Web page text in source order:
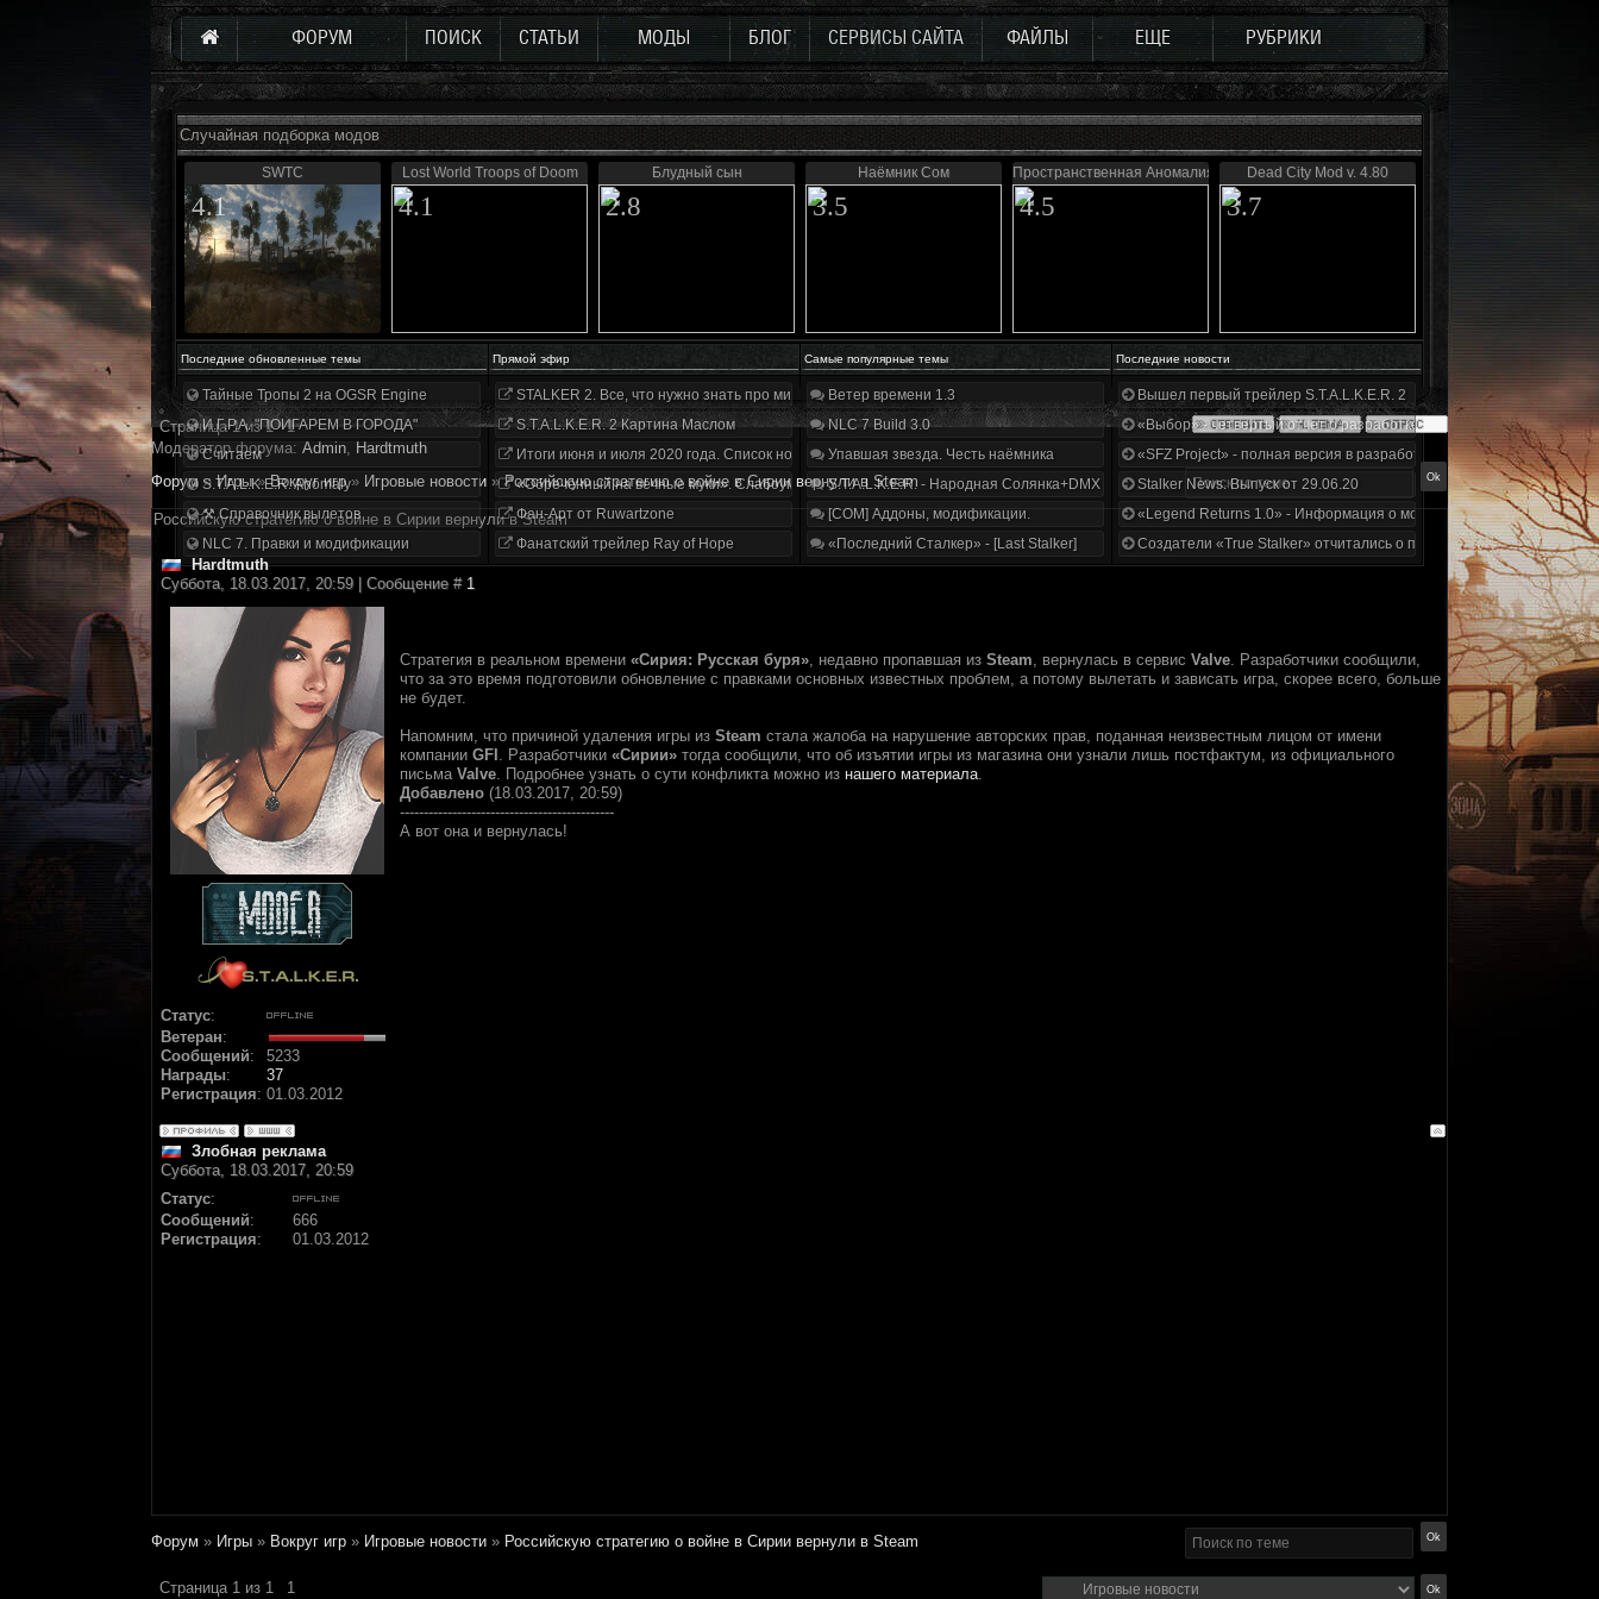
ФОРУМ ПОИСК СТАТЬИ МОДЫ БЛОГ СЕРВИСЫ САЙТА ФАЙЛЫ ЕЩЕ РУБРИКИ
Случайная подборка модов
SWTC
4.1
Lost World Troops of Doom
4.1
Блудный сын
2.8
Наёмник Сом
3.5
Пространственная Аномалия 4.1
4.5
Dead City Mod v. 4.80
3.7
Последние обновленные темы Прямой эфир Самые популярные темы Последние новости
Тайные Тропы 2 на OGSR Engine
И.Г.Р.А. "ПОИГАРЕМ В ГОРОДА"
Считаем
S.T.A.L.K.E.R. Anomaly
⚒ Справочник вылетов
NLC 7. Правки и модификации
STALKER 2. Все, что нужно знать про мир, геймплей и сюжет | Разбор трейлера
S.T.A.L.K.E.R. 2 Картина Маслом
Итоги июня и июля 2020 года. Список нововведений
«Обречённый на вечные муки». Слабоумие и отвага
Фан-Арт от Ruwartzone
Фанатский трейлер Ray of Hope
Ветер времени 1.3
NLC 7 Build 3.0
Упавшая звезда. Честь наёмника
S.T.A.L.K.E.R. - Народная Солянка+DMX 1.3.5.ООП.МА.К.
[COM] Аддоны, модификации.
«Последний Сталкер» - [Last Stalker]
Вышел первый трейлер S.T.A.L.K.E.R. 2
«Выбор» - четвертый отчет о разработке!
«SFZ Project» - полная версия в разработке!
Stalker News. Выпуск от 29.06.20
«Legend Returns 1.0» - Информация о моде за июнь 2020
Создатели «True Stalker» отчитались о проделанной работе
Страница1из1
1
Модератор форума: Аdmin, Hardtmuth
Форум » Игры » Вокруг игр » Игровые новости » Российскую стратегию о войне в Сирии вернули в Steam
Российскую стратегию о войне в Сирии вернули в Steam
Hardtmuth
Суббота, 18.03.2017, 20:59 | Сообщение # 1
Статус:
Ветеран:
Сообщений:
5233
Награды:
37
Регистрация: 01.03.2012
Стратегия в реальном времени «Сирия: Русская буря», недавно пропавшая из Steam, вернулась в сервис Valve. Разработчики сообщили,
что за это время подготовили обновление с правками основных известных проблем, а потому вылетать и зависать игра, скорее всего, больше
не будет.
Напомним, что причиной удаления игры из Steam стала жалоба на нарушение авторских прав, поданная неизвестным лицом от имени
компании GFI . Разработчики «Сирии» тогда сообщили, что об изъятии игры из магазина они узнали лишь постфактум, из официального
письма Valve. Подробнее узнать о сути конфликта можно из нашего материала.
Добавлено (18.03.2017, 20:59)
---------------------------------------------
А вот она и вернулась!
Злобная реклама
Суббота, 18.03.2017, 20:59
Статус:
Сообщений:
666
Регистрация: 01.03.2012
Форум » Игры » Вокруг игр » Игровые новости » Российскую стратегию о войне в Сирии вернули в Steam
Страница 1 из 1 1